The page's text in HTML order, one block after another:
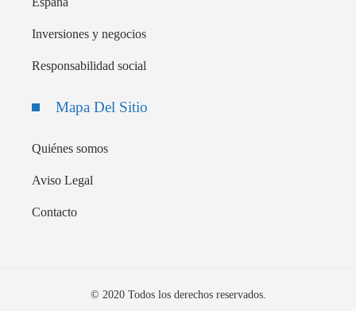
Inversiones y negocios
Responsabilidad social
Mapa Del Sitio
Quiénes somos
Aviso Legal
Contacto
© 2020 Todos los derechos reservados.